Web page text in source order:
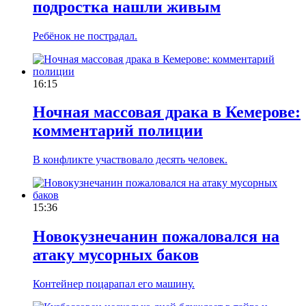
подростка нашли живым
Ребёнок не пострадал.
16:15
Ночная массовая драка в Кемерове:
комментарий полиции
В конфликте участвовало десять человек.
15:36
Новокузнечанин пожаловался на
атаку мусорных баков
Контейнер поцарапал его машину.